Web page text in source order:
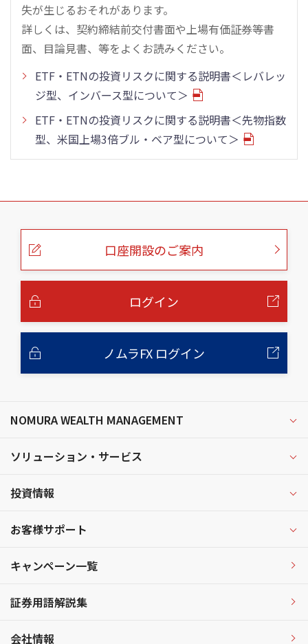
失が生じるおそれがあります。
詳しくは、契約締結前交付書面や上場有価証券等書
面、目論見書、等をよくお読みください。
ETF・ETNの投資リスクに関する説明書＜レバレッ
ジ型、インバース型について＞
ETF・ETNの投資リスクに関する説明書＜先物指数
型、米国上場3倍ブル・ベア型について＞
こ
口座開設のご案内
ログイン
ノムラFX ログイン
NOMURA WEALTH MANAGEMENT
ソリューション・サービス
投資情報
お客様サポート
キャンペーン一覧
証券用語解説集
会社情報